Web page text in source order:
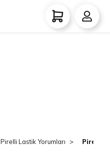
Pirelli Lastik Yorumları Pirelli